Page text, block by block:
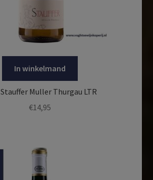
In winkelmand
Stauffer Muller Thurgau LTR
€14,95